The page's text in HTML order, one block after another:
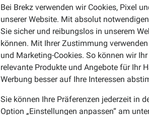
Bei Brekz verwenden wir Cookies, Pixel
unserer Website. Mit absolut
Sie sicher und reibungslos in unserem
können. Mit Ihrer Zustimmung
und Marketing-Cookies. So können wir
relevante Produkte und Angebote für Ihr
Werbung besser auf Ihre Interessen
Sie können Ihre Präferenzen jederzeit in
Option „Einstellungen anpassen“ am
Cat It